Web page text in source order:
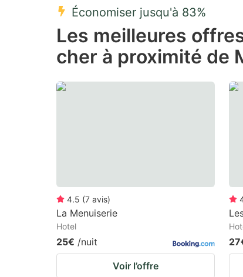
Press
the
question
for
changing
Économiser jusqu'à 83%
Les meilleures
cher à proximité de
4.5 (7 avis)
La Menuiserie
Hotel
25€ /nuit
Voir l’offre